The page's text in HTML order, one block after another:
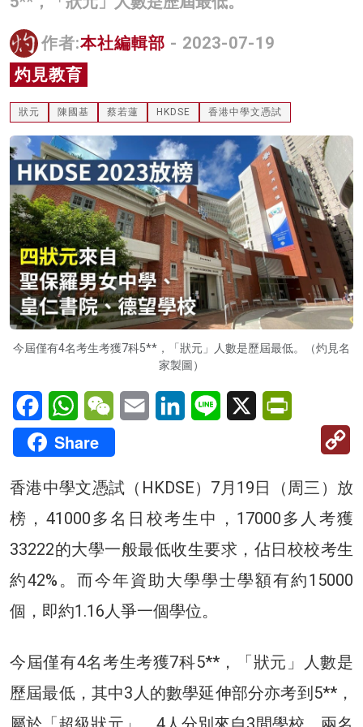
灼見活動
關於我們
作者:本社編輯部 - 2023-07-19
灼見教育
狀元 陳國基 蔡若蓮 HKDSE 香港中學文憑試
今屆僅有4名考生考獲7科5**，「狀元」人數是歷屆最低。（灼見名
家製圖）
FacebookWhatsAppWeChatEmail LinkedInLine X
Share
香港中學文憑試（HKDSE）7月19日（周三）放
榜，41000多名日校考生中，17000多人考獲
33222的大學一般最低收生要求，佔日校校考生
約42%。而今年資助大學學士學額有約15000
個，即約1.16人爭一個學位。
今屆僅有4名考生考獲7科5**，「狀元」人數是
歷屆最低，其中3人的數學延伸部分亦考到5**，